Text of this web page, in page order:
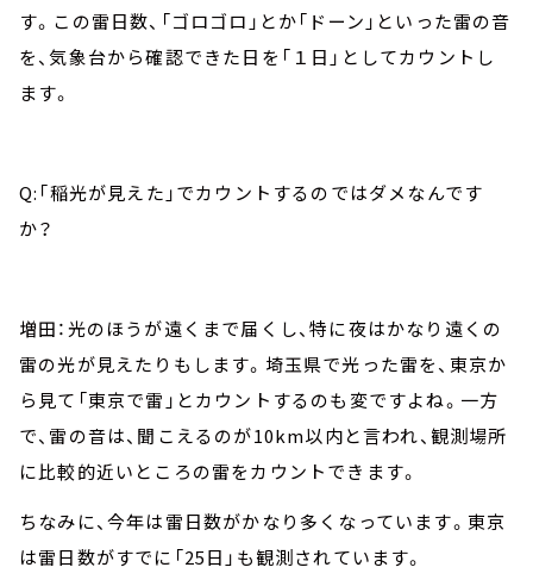
す。この雷日数、「ゴロゴロ」とか「ドーン」といった雷の音
を、気象台から確認できた日を「１日」としてカウントし
ます。
Q:「稲光が見えた」でカウントするのではダメなんです
か？
増田：光のほうが遠くまで届くし、特に夜はかなり遠くの
雷の光が見えたりもします。埼玉県で光った雷を、東京か
ら見て「東京で雷」とカウントするのも変ですよね。一方
で、雷の音は、聞こえるのが10km以内と言われ、観測場所
に比較的近いところの雷をカウントできます。
ちなみに、今年は雷日数がかなり多くなっています。東京
は雷日数がすでに「25日」も観測されています。